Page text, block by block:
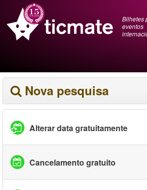
Bilhetes
eventos
Nova pesquisa
Alterar data gratuitamente
Cancelamento gratuito